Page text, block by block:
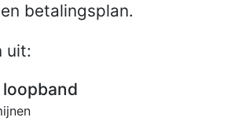
betalingsplan.
uit:
loopband